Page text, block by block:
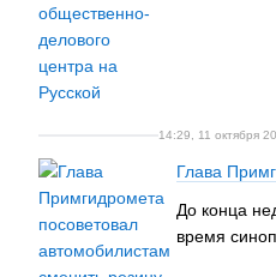
14:29, 11 октября
Глава
До конца
время